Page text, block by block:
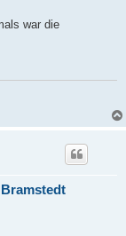
war die